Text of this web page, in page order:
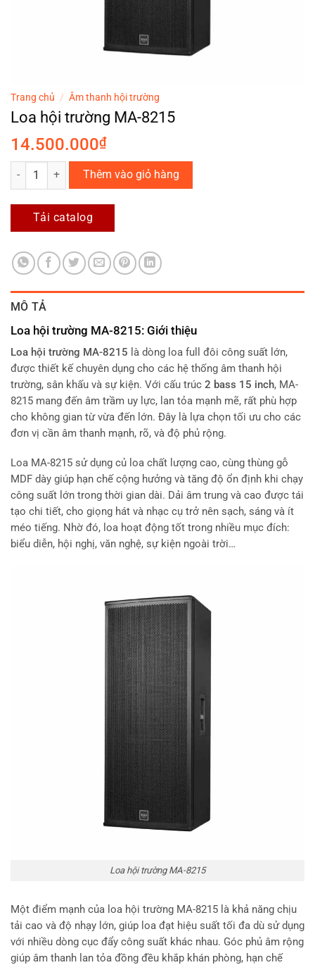
Trang chủ / Âm thanh hội trường
Loa hội trường MA-8215
14.500.000₫
Loa hội trường MA-8215 số lượng
Thêm vào giỏ hàng
Tải catalog
MÔ TẢ
Loa hội trường MA-8215: Giới thiệu
Loa hội trường MA-8215 là dòng loa full đôi công suất lớn,
được thiết kế chuyên dụng cho các hệ thống âm thanh hội
trường, sân khấu và sự kiện. Với cấu trúc 2 bass 15 inch, MA-
8215 mang đến âm trầm uy lực, lan tỏa mạnh mẽ, rất phù hợp
cho không gian từ vừa đến lớn. Đây là lựa chọn tối ưu cho các
đơn vị cần âm thanh mạnh, rõ, và độ phủ rộng.
Loa MA-8215 sử dụng củ loa chất lượng cao, cùng thùng gỗ
MDF dày giúp hạn chế cộng hưởng và tăng độ ổn định khi chạy
công suất lớn trong thời gian dài. Dải âm trung và cao được tái
tạo chi tiết, cho giọng hát và nhạc cụ trở nên sạch, sáng và ít
méo tiếng. Nhờ đó, loa hoạt động tốt trong nhiều mục đích:
biểu diễn, hội nghị, văn nghệ, sự kiện ngoài trời…
Loa hội trường MA-8215
Một điểm mạnh của loa hội trường MA-8215 là khả năng chịu
tải cao và độ nhạy lớn, giúp loa đạt hiệu suất tối đa dù sử dụng
với nhiều dòng cục đẩy công suất khác nhau. Góc phủ âm rộng
giúp âm thanh lan tỏa đồng đều khắp khán phòng, hạn chế